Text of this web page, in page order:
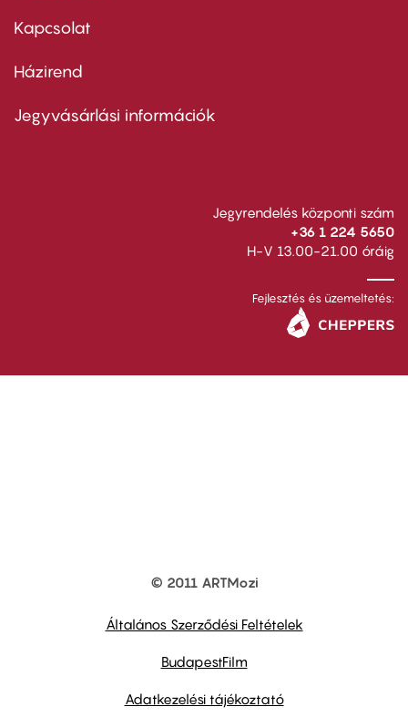
firstKapcsolat
Footer
second
Házirend
Jegyvásárlási információk
Jegyrendelés központi szám
+36 1 224 5650
H-V 13.00-21.00 óráig
Fejlesztés és üzemeltetés:
© 2011 ARTMozi
Általános Szerződési Feltételek
BudapestFilm
Adatkezelési tájékoztató